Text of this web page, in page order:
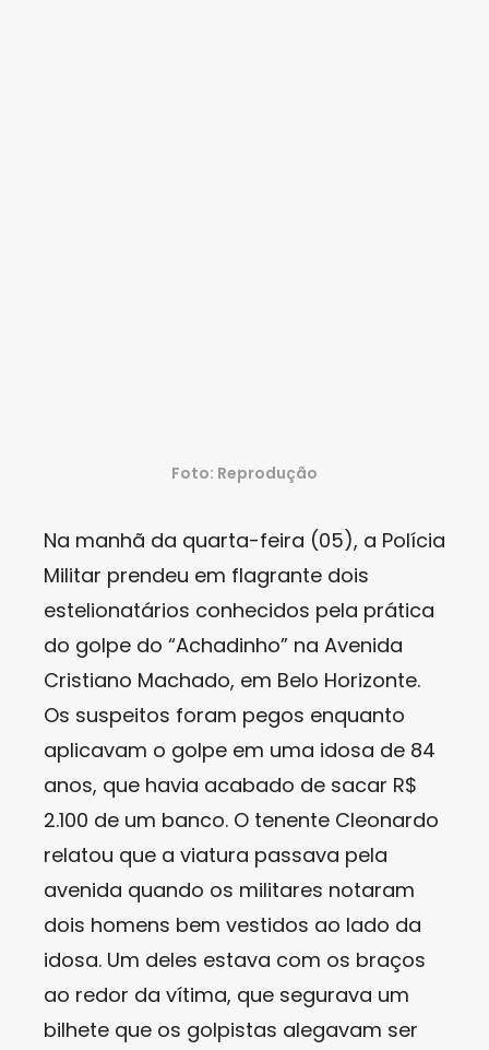
Foto: Reprodução
Na manhã da quarta-feira (05), a Polícia
Militar prendeu em flagrante dois
estelionatários conhecidos pela prática
do golpe do “Achadinho” na Avenida
Cristiano Machado, em Belo Horizonte.
Os suspeitos foram pegos enquanto
aplicavam o golpe em uma idosa de 84
anos, que havia acabado de sacar R$
2.100 de um banco. O tenente Cleonardo
relatou que a viatura passava pela
avenida quando os militares notaram
dois homens bem vestidos ao lado da
idosa. Um deles estava com os braços
ao redor da vítima, que segurava um
bilhete que os golpistas alegavam ser